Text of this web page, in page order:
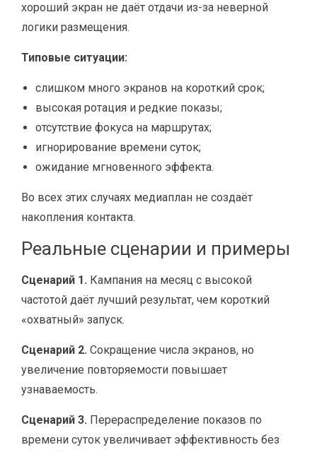
хороший экран не даёт отдачи из-за неверной
логики размещения.
Типовые ситуации:
слишком много экранов на короткий срок;
высокая ротация и редкие показы;
отсутствие фокуса на маршрутах;
игнорирование времени суток;
ожидание мгновенного эффекта.
Во всех этих случаях медиаплан не создаёт
накопления контакта.
Реальные сценарии и примеры
Сценарий 1. Кампания на месяц с высокой
частотой даёт лучший результат, чем короткий
«охватный» запуск.
Сценарий 2. Сокращение числа экранов, но
увеличение повторяемости повышает
узнаваемость.
Сценарий 3. Перераспределение показов по
времени суток увеличивает эффективность без